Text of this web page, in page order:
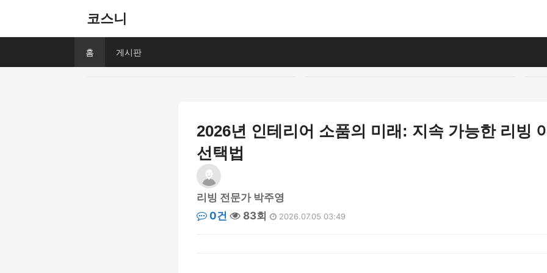
코스니
홈 게시판
2026년 인테리어 소품의 미래: 지속 가능한 리빙
선택법
리빙 전문가 박주영
0건
83회 2026.07.05 03:49